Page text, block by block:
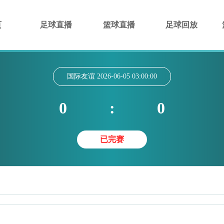
足球直播 篮球直播 足球回放
国际友谊 2026-06-05 03:00:00
0 : 0
已完赛